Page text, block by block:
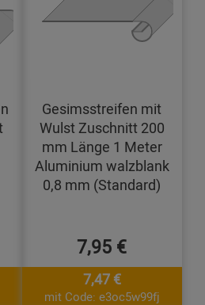
Gesimsstreifen mit
Wulst Zuschnitt 200
mm Länge 1 Meter
Aluminium walzblank
0,8 mm (Standard)
7,95 €
7,47 €
mit Code: e3oc5w99fj